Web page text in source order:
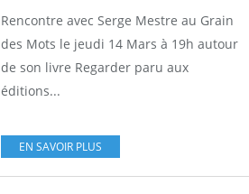
Rencontre avec Serge Mestre au Grain
des Mots le jeudi 14 Mars à 19h autour
de son livre Regarder paru aux
éditions...
EN SAVOIR PLUS